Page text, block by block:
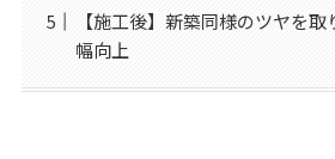
【施工後】新築同様のツヤを
幅向上